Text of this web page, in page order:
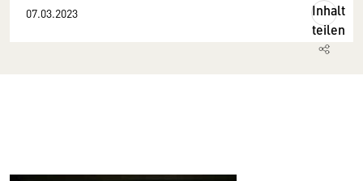
07.03.2023
Inhalt
teilen